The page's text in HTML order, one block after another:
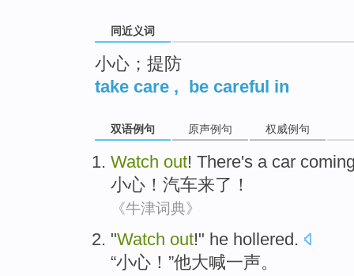
同近义词
小心；提防
take care , be careful in
双语例句 原声例句 权威例句
Watch out! There's a car
小心 ！ 汽车来了 ！
《牛津词典》
"Watch out!" he hollered.
“小心 ！”他大喊一声。